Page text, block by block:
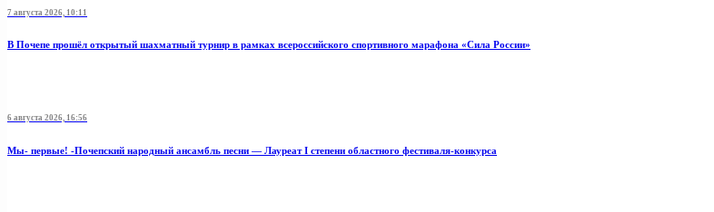
7 августа 2026, 10:11
В Почепе прошёл открытый шахматный турнир в рамках всероссийского спортивного марафона «Сила России»
6 августа 2026, 16:56
Мы- первые! -Почепский народный ансамбль песни — Лауреат I степени областного фестиваля-конкурса